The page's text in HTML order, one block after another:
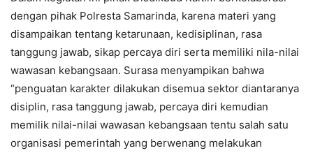
dengan pihak Polresta Samarinda, karena materi yang
disampaikan tentang ketarunaan, kedisiplinan, rasa
tanggung jawab, sikap percaya diri serta memiliki nila-nilai
wawasan kebangsaan. Surasa menyampikan bahwa
“penguatan karakter dilakukan disemua sektor diantaranya
disiplin, rasa tanggung jawab, percaya diri kemudian
memilik nilai-nilai wawasan kebangsaan tentu salah satu
organisasi pemerintah yang berwenang melakukan